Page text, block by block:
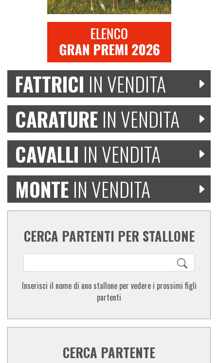
FATTRICI IN VENDITA
CARATURE IN VENDITA
CAVALLI IN VENDITA
MONTE IN VENDITA
CERCA PARTENTI PER STALLONE
Inserisci il nome di uno stallone per vedere i prossimi figli
partenti
CERCA PARTENTE